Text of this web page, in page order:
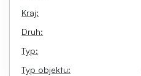
Kraj:
Druh:
Typ:
Typ objektu: